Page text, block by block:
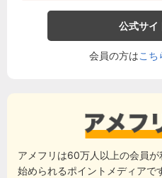
公式サイ
会員の方はこち
アメフリは60万人以上の会員
始められるポイントメディアで